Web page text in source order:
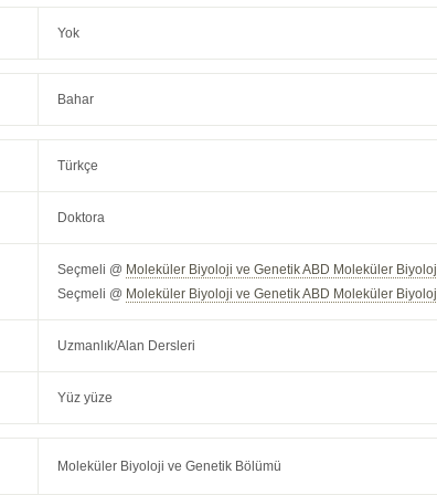
Yok
Bahar
Türkçe
Doktora
Seçmeli @ Moleküler Biyoloji ve Genetik ABD Moleküler
Seçmeli @ Moleküler Biyoloji ve Genetik ABD Moleküler
Uzmanlık/Alan Dersleri
Yüz yüze
Moleküler Biyoloji ve Genetik Bölümü